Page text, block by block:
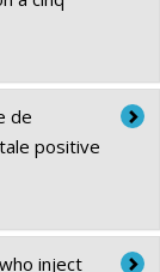
(2024).
de
positive
inject